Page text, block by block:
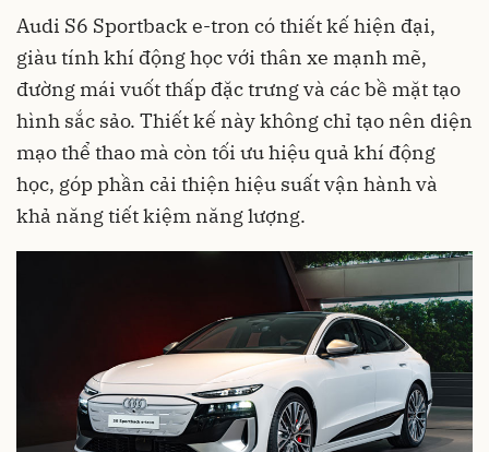
Audi S6 Sportback e-tron có thiết kế hiện đại,
giàu tính khí động học với thân xe mạnh mẽ,
đường mái vuốt thấp đặc trưng và các bề mặt tạo
hình sắc sảo. Thiết kế này không chỉ tạo nên diện
mạo thể thao mà còn tối ưu hiệu quả khí động
học, góp phần cải thiện hiệu suất vận hành và
khả năng tiết kiệm năng lượng.